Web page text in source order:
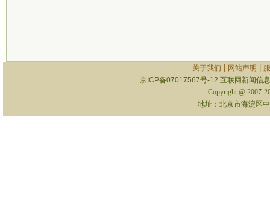
关于我们 网站声明
京ICP备07017567号-12 互联网新闻信
Copyright @ 2007-
地址：北京市海淀区